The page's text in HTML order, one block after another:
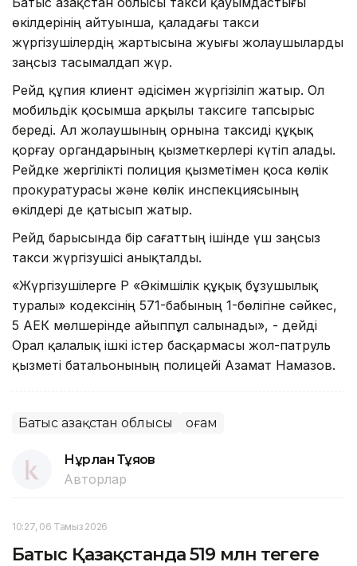
өкілдерінің айтуынша, қаладағы такси
жүргізушілердің жартысына жуығы жолаушыларды
заңсыз тасымалдап жүр.
Рейд құпия клиент әдісімен жүргізіліп жатыр. Ол
мобильдік қосымша арқылы таксиге тапсырыс
береді. Ал жолаушының орнына таксиді құқық
қорғау органдарының қызметкерлері күтіп алады.
Рейдке жергілікті полиция қызметімен қоса көлік
прокуратурасы және көлік инспекциясының
өкілдері де қатысып жатыр.
Рейд барысында бір сағаттың ішінде үш заңсыз
такси жүргізушісі анықталды.
«Жүргізушілерге ҚР «Әкімшілік құқық бұзушылық
туралы» кодексінің 571-бабының 1-бөлігіне сәйкес,
5 АЕК мөлшерінде айыппұл салынады», - дейді
Орал қалалық ішкі істер басқармасы жол-патруль
қызметі батальонының полицейі Азамат Намазов.
Батыс Қазақстан облысы Қоғам
Нұрлан Тұяқов
Авторлар
10:27, 06 Тамыз 2026
Батыс Қазақстанда 519 млн теңгеге